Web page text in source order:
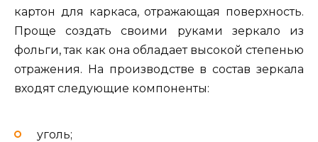
картон для каркаса, отражающая поверхность.
Проще создать своими руками зеркало из
фольги, так как она обладает высокой степенью
отражения. На производстве в состав зеркала
входят следующие компоненты:
уголь;